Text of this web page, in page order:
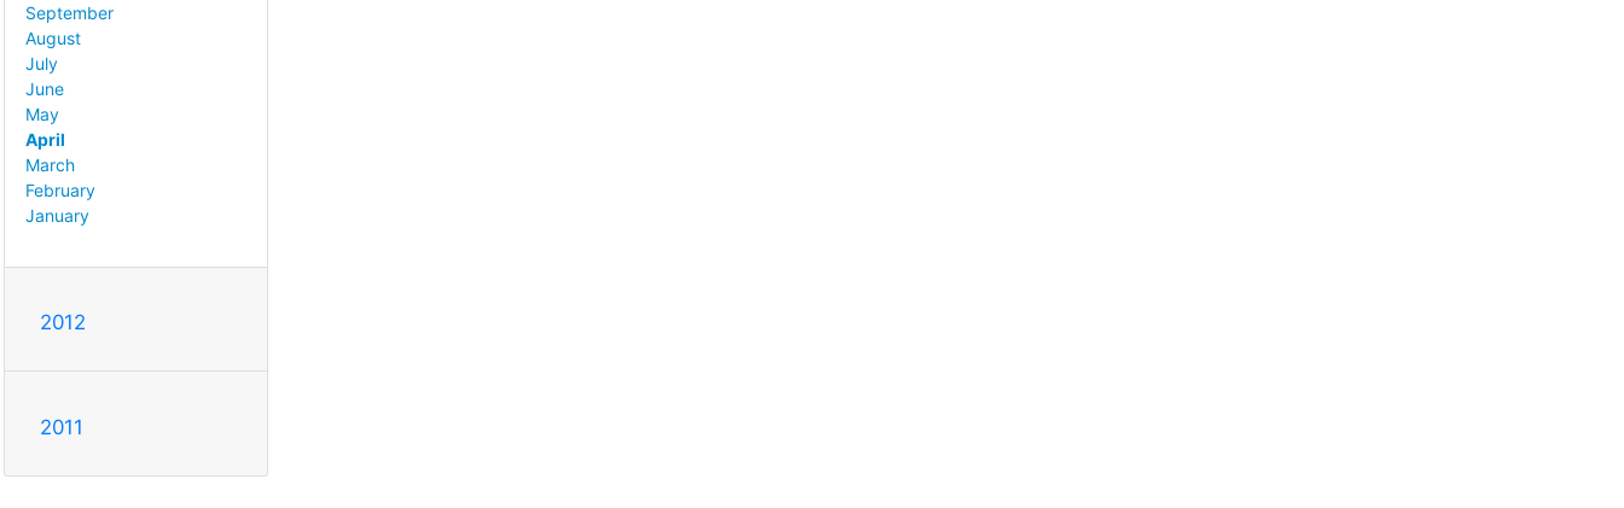
September
August
July
June
May
April
March
February
January
2012
2011